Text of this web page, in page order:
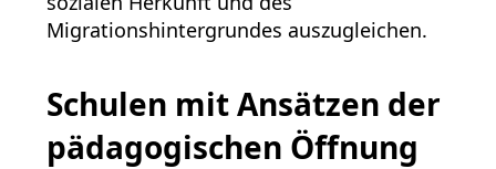
Migrationshintergrundes auszugleichen.
Schulen mit Ansätzen der
pädagogischen Öffnung